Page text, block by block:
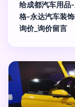
给成都汽车用品
格-永达汽车装
询价_询价留言